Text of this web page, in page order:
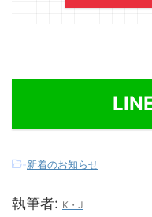
-新着のお知らせ
執筆者: K・J